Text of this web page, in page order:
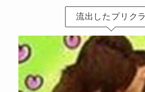
流出したプリクラ